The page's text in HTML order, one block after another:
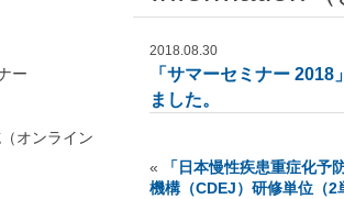
2018.08.30
「サマーセミナー
ました。
«
「日本慢性疾患重症化
機構（CDEJ）研修単位（2